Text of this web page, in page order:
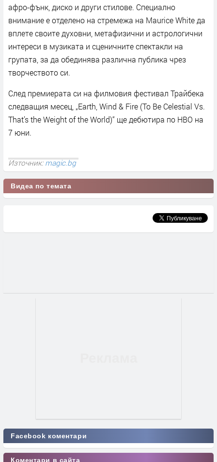
афро-фънк, диско и други стилове. Специално
внимание е отделено на стремежа на Maurice White да
вплете своите духовни, метафизични и астрологични
интереси в музиката и сценичните спектакли на
групата, за да обединява различна публика чрез
творчеството си.
След премиерата си на филмовия фестивал Трайбека
следващия месец, „Earth, Wind & Fire (To Be Celestial Vs.
That’s the Weight of the World)“ ще дебютира по HBO на
7 юни.
Източник: magic.bg
Видеа по темата
Facebook коментари
Коментари в сайта